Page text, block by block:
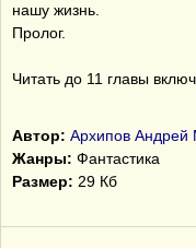
нашу жизнь.
Пролог.
Читать до 11 главы
Автор: Архипов Андрей
Жанры: Фантастика
Размер: 29 Кб